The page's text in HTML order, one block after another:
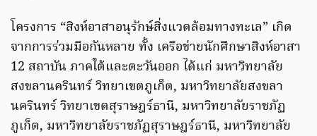
โครงการ “สิงห์อาสาอนุรักษ์สิ่งแวดล้อมทางทะเล” เกิด
จากการร่วมมือกันหลาย ทั้ง เครือข่ายนักศึกษาสิงห์อาสา
12 สถาบัน ภาคใต้และตะวันออก ได้แก่ มหาวิทยาลัย
สงขลานครินทร์ วิทยาเขตภูเก็ต, มหาวิทยาลัยสงขลา
นครินทร์ วิทยาเขตสุราษฎร์ธานี, มหาวิทยาลัยราชภัฏ
ภูเก็ต, มหาวิทยาลัยราชภัฏสุราษฎร์ธานี, มหาวิทยาลัย